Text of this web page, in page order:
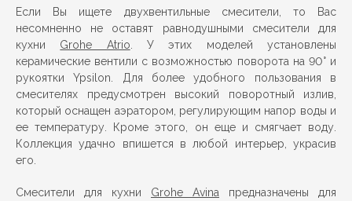
Если Вы ищете двухвентильные смесители, то Вас
несомненно не оставят равнодушными смесители для
кухни Grohe Atrio . У этих моделей установлены
керамические вентили с возможностью поворота на 90° и
рукоятки Ypsilon. Для более удобного пользования в
смесителях предусмотрен высокий поворотный излив,
который оснащен аэратором, регулирующим напор воды и
ее температуру. Кроме этого, он еще и смягчает воду.
Коллекция удачно впишется в любой интерьер, украсив
его.
Смесители для кухни Grohe Avina предназначены для